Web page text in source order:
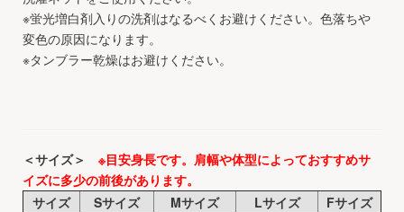
※蛍光増白剤入りの洗剤はなるべくお避けください。色落ちや
変色の原因になります。
※タンブラー乾燥はお避けください。
＜サイズ＞ ※目安身長です。肩幅や体型によっておすすめサ
イズに多少の前後があります。
サイズ
Sサイズ Mサイズ Lサイズ
Fサイズ